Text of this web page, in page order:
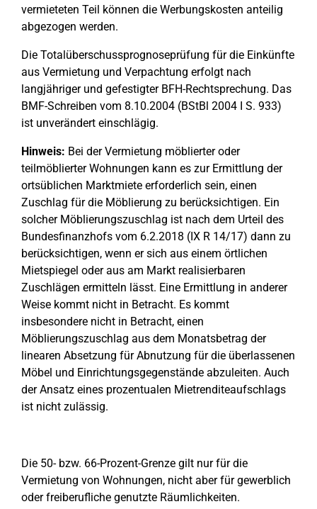
vermieteten Teil können die Werbungskosten anteilig
abgezogen werden.
Die Totalüberschussprognoseprüfung für die Einkünfte
aus Vermietung und Verpachtung erfolgt nach
langjähriger und gefestigter BFH-Rechtsprechung. Das
BMF-Schreiben vom 8.10.2004 (BStBl 2004 I S. 933)
ist unverändert einschlägig.
Hinweis: Bei der Vermietung möblierter oder
teilmöblierter Wohnungen kann es zur Ermittlung der
ortsüblichen Marktmiete erforderlich sein, einen
Zuschlag für die Möblierung zu berücksichtigen. Ein
solcher Möblierungszuschlag ist nach dem Urteil des
Bundesfinanzhofs vom 6.2.2018 (IX R 14/17) dann zu
berücksichtigen, wenn er sich aus einem örtlichen
Mietspiegel oder aus am Markt realisierbaren
Zuschlägen ermitteln lässt. Eine Ermittlung in anderer
Weise kommt nicht in Betracht. Es kommt
insbesondere nicht in Betracht, einen
Möblierungszuschlag aus dem Monatsbetrag der
linearen Absetzung für Abnutzung für die überlassenen
Möbel und Einrichtungsgegenstände abzuleiten. Auch
der Ansatz eines prozentualen Mietrenditeaufschlags
ist nicht zulässig.
Die 50- bzw. 66-Prozent-Grenze gilt nur für die
Vermietung von Wohnungen, nicht aber für gewerblich
oder freiberufliche genutzte Räumlichkeiten.